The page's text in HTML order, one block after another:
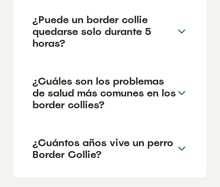
¿Puede un border collie
quedarse solo durante 5
horas?
¿Cuáles son los problemas
de salud más comunes en los
border collies?
¿Cuántos años vive un perro
Border Collie?